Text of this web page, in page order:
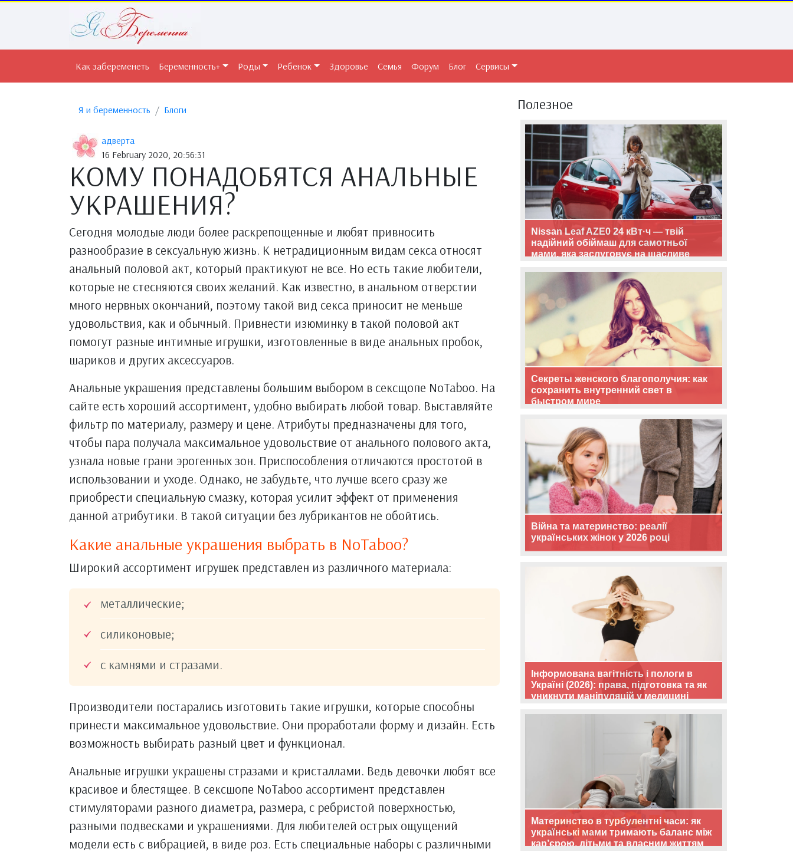
Как забеременеть Беременность+ Роды Ребенок Здоровье Семья Форум Блог Сервисы
Я и беременность Блоги
адверта
16 February 2020, 20:56:31
КОМУ ПОНАДОБЯТСЯ АНАЛЬНЫЕ
УКРАШЕНИЯ?
Сегодня молодые люди более раскрепощенные и любят привносить
разнообразие в сексуальную жизнь. К нетрадиционным видам секса относят
анальный половой акт, который практикуют не все. Но есть такие любители,
которые не стесняются своих желаний. Как известно, в анальном отверстии
много нервных окончаний, поэтому такой вид секса приносит не меньше
удовольствия, как и обычный. Привнести изюминку в такой половой акт
помогут разные интимные игрушки, изготовленные в виде анальных пробок,
шариков и других аксессуаров.
Анальные украшения представлены большим выбором в сексщопе NoTaboo. На
сайте есть хороший ассортимент, удобно выбирать любой товар. Выставляйте
фильтр по материалу, размеру и цене. Атрибуты предназначены для того,
чтобы пара получала максимальное удовольствие от анального полового акта,
узнала новые грани эрогенных зон. Приспособления отличаются простотой в
использовании и уходе. Однако, не забудьте, что лучше всего сразу же
приобрести специальную смазку, которая усилит эффект от применения
данной атрибутики. В такой ситуации без лубрикантов не обойтись.
Какие анальные украшения выбрать в NoTaboo?
Широкий ассортимент игрушек представлен из различного материала:
металлические;
силиконовые;
с камнями и стразами.
Производители постарались изготовить такие игрушки, которые способны
принести максимальное удовольствие. Они проработали форму и дизайн. Есть
возможность выбирать разный цвет и функционал.
Анальные игрушки украшены стразами и кристаллами. Ведь девочки любят все
красивое и блестящее. В сексшопе NoTaboo ассортимент представлен
стимуляторами разного диаметра, размера, с ребристой поверхностью,
разными подвесками и украшениями. Для любителей острых ощущений
модели есть с вибрацией, в виде роз. Есть специальные наборы с различными
Полезное
Nissan Leaf AZE0 24 кВт·ч — твій
надійний обіймаш для самотньої
мами, яка заслуговує на щасливе
Секреты женского благополучия: как
сохранить внутренний свет в
быстром мире
Війна та материнство: реалії
українських жінок у 2026 році
Інформована вагітність і пологи в
Україні (2026): права, підготовка та як
уникнути маніпуляцій у медицині
Материнство в турбулентні часи: як
українські мами тримають баланс між
кар’єрою, дітьми та власним життям